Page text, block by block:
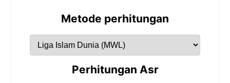
Metode perhitungan
Perhitungan Asr